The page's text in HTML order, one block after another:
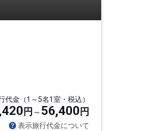
代金（1～5名1室・税込）
円 56,400 円
表示旅行代金について